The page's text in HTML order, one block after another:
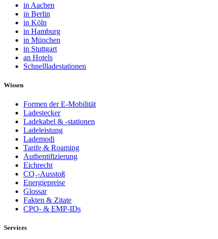
in Aachen
in Berlin
in Köln
in Hamburg
in München
in Stuttgart
an Hotels
Schnellladestationen
Wissen
Formen der E-Mobilität
Ladestecker
Ladekabel & -stationen
Ladeleistung
Lademodi
Tarife & Roaming
Authentifizierung
Eichrecht
CO₂-Ausstoß
Energiepreise
Glossar
Fakten & Zitate
CPO- & EMP-IDs
Services